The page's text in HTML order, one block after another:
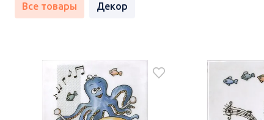
Все товары Декор